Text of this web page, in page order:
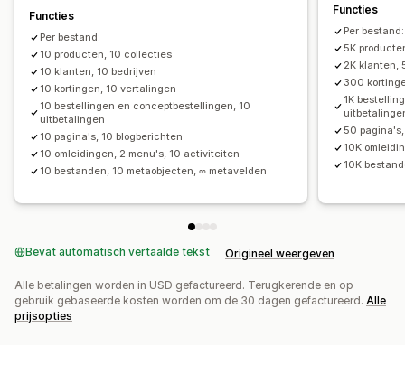
Ondersteuning van grote bestanden
Bulkupdates
Collecties Klanten
Metavelden
Bestellingen Producten
Functies
Per bestand:
10 producten, 10 collecties
10 klanten, 10 bedrijven
10 kortingen, 10 vertalingen
10 bestellingen en conceptbestellingen, 10
uitbetalingen
10 pagina's, 10 blogberichten
10 omleidingen, 2 menu's, 10 activiteiten
10 bestanden, 10 metaobjecten, ∞ metavelden
Functies
Per bestand:
5K
2K klanten,
300
1K
50
10K
10K
Bevat automatisch vertaalde tekst Origineel weergeven
Alle betalingen worden in USD gefactureerd. Terugkerende en op
gebruik gebaseerde kosten worden om de 30 dagen gefactureerd. Alle
prijsopties